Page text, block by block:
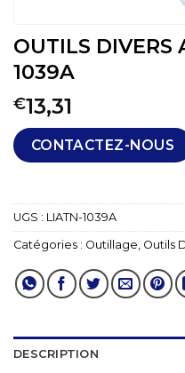
OUTILS DIVERS
1039A
€13,31
CONTACTEZ-NOUS
UGS : LIATN-1039A
Catégories : Outillage Outils
DESCRIPTION